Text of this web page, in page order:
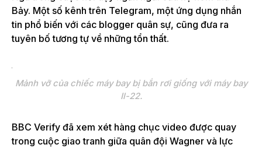
Bảy. Một số kênh trên Telegram, một ứng dụng nhắn
tin phổ biến với các blogger quân sự, cũng đưa ra
tuyên bố tương tự về những tổn thất.
Mảnh vỡ của chiếc máy bay bị bắn rơi giống với máy bay
Il-22.
BBC Verify đã xem xét hàng chục video được quay
trong cuộc giao tranh giữa quân đội Wagner và lực